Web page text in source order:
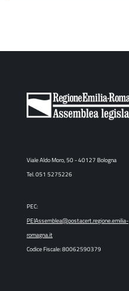
Viale Aldo Moro, 50 - 40127 Bologna
Tel. 051 5275226
PEC:
PEIAssemblea@postacert.regione.emilia-
romagna.it
Codice Fiscale: 80062590379